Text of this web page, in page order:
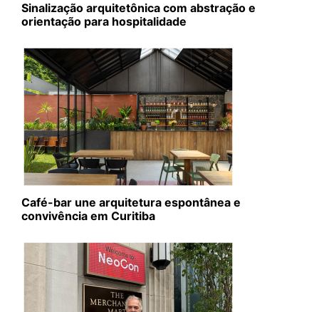
Sinalização arquitetônica com abstração e
orientação para hospitalidade
Café-bar une arquitetura espontânea e
convivência em Curitiba